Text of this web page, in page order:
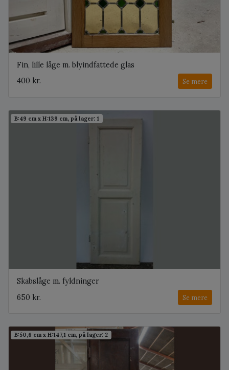
Fin, lille låge m. blyindfattede glas
400 kr.
Se mere
B:49 cm x H:139 cm, på lager: 1
Skabslåge m. fyldninger
650 kr.
Se mere
B:50,6 cm x H:147,1 cm, på lager: 2